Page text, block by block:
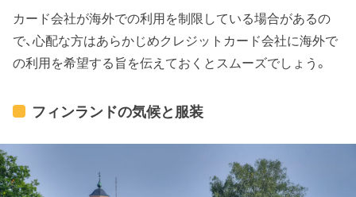
カード会社が海外での利用を制限している場合があるの
で、心配な方はあらかじめクレジットカード会社に海外で
の利用を希望する旨を伝えておくとスムーズでしょう。
フィンランドの気候と服装